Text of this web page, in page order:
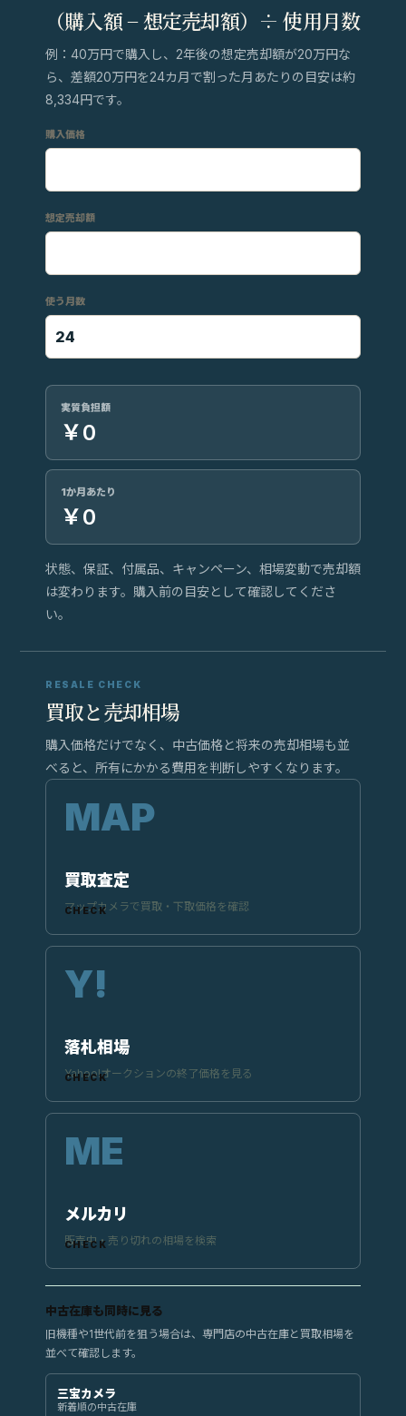
（購入額 − 想定売却額）÷ 使用月数
例：40万円で購入し、2年後の想定売却額が20万円な
ら、差額20万円を24カ月で割った月あたりの目安は約
8,334円です。
購入価格
想定売却額
使う月数
実質負担額
￥0
1か月あたり
￥0
状態、保証、付属品、キャンペーン、相場変動で売却額
は変わります。購入前の目安として確認してくださ
い。
RESALE CHECK
買取と売却相場
購入価格だけでなく、中古価格と将来の売却相場も並
べると、所有にかかる費用を判断しやすくなります。
買取査定
マップカメラで買取・下取価格を確認
落札相場
Yahoo!オークションの終了価格を見る
メルカリ
販売中・売り切れの相場を検索
中古在庫も同時に見る
旧機種や1世代前を狙う場合は、専門店の中古在庫と買取相場を
並べて確認します。
三宝カメラ
新着順の中古在庫